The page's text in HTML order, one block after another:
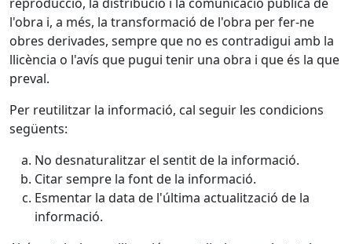
l'obra i, a més, la transformació de l'obra per fer-ne
obres derivades, sempre que no es contradigui amb la
llicència o l'avís que pugui tenir una obra i que és la que
preval.
Per reutilitzar la informació, cal seguir les condicions
següents:
No desnaturalitzar el sentit de la informació.
Citar sempre la font de la informació.
Esmentar la data de l'última actualització de la
informació.